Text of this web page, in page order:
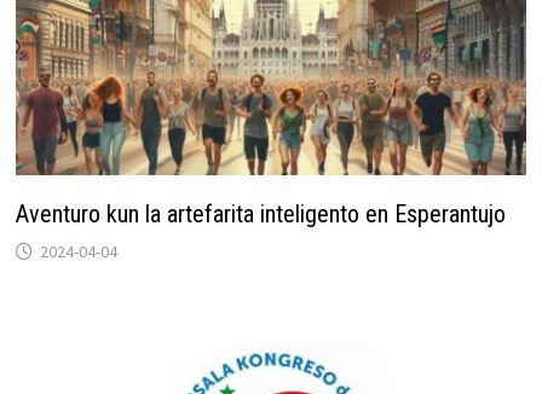
Aventuro kun la artefarita inteligento en Esperantujo
2024-04-04